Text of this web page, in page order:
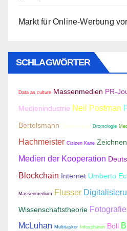
Markt für Online-Werbung
SCHLAGWÖRTER
Data as culture Massenmedien PR-
Medienindustrie Neil Postman
Bertelsmann Telmannianna Dromologie
Hachmeister Cizizen Kane
Medien der Kooperation
Blockchain Internet Umberto
Massenmedium Flusser
Wissenschaftstheorie Fotografie
McLuhan Multitasker Infosphären Böll